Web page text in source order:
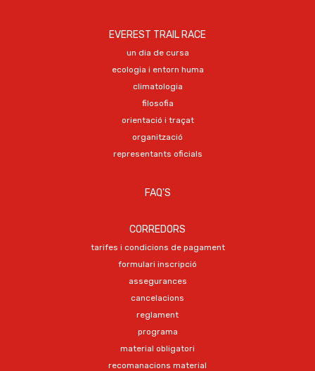
EVEREST TRAIL RACE
un dia de cursa
ecologia i entorn huma
climatologia
filosofia
orientació i traçat
organització
representants oficials
FAQ'S
CORREDORS
tarifes i condicions de pagament
formulari inscripció
assegurances
cancelacions
reglament
programa
material obligatori
recomanacions material